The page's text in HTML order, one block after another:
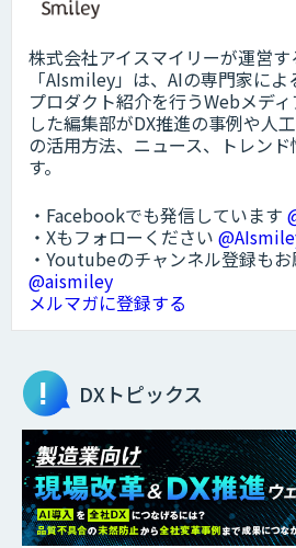
株式会社アイスマイリーが運営
「AIsmiley」は、AIの専門家に
プロダクト紹介を行うWebメデ
した編集部がDX推進の事例や人
の活用方法、ニュース、トレン
す。
・Facebookでも発信しています
・Xもフォローください
・Youtubeのチャンネル登録も
@aismiley
メルマガに登録する
DXトピックス